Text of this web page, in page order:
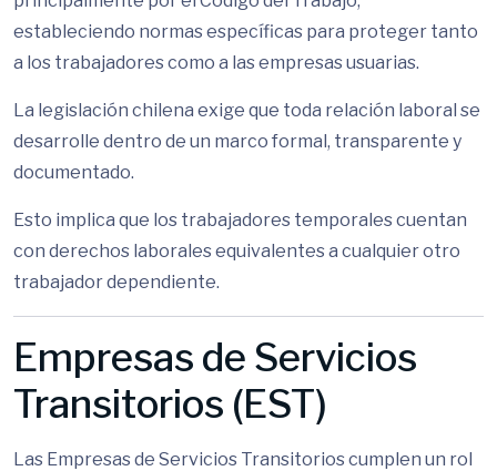
estableciendo normas específicas para proteger tanto
a los trabajadores como a las empresas usuarias.
La legislación chilena exige que toda relación laboral se
desarrolle dentro de un marco formal, transparente y
documentado.
Esto implica que los trabajadores temporales cuentan
con derechos laborales equivalentes a cualquier otro
trabajador dependiente.
Empresas de Servicios
Transitorios (EST)
Las Empresas de Servicios Transitorios cumplen un rol